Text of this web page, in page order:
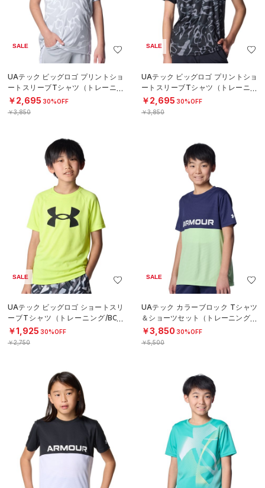
SALE
UAテック ビッグロゴ プリントショ
ートスリーブTシャツ（トレーニン
グ/BOYS）
￥2,695 30%OFF
￥3,850
SALE
UAテック ビッグロゴ プリントショ
ートスリーブTシャツ（トレーニン
グ/BOYS）
￥2,695 30%OFF
￥3,850
SALE
UAテック ビッグロゴ ショートスリ
ーブTシャツ（トレーニング/BOY
S）
￥1,925 30%OFF
￥2,750
SALE
UAテック カラーブロック Tシャツ
＆ショーツセット（トレーニング/B
OYS）
￥3,850 30%OFF
￥5,500